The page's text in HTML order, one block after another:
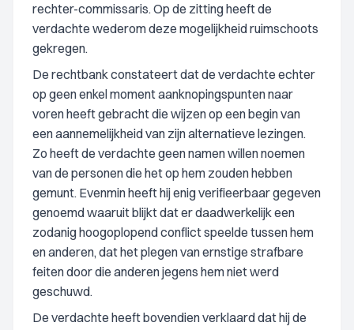
rechter-commissaris. Op de zitting heeft de
verdachte wederom deze mogelijkheid ruimschoots
gekregen.
De rechtbank constateert dat de verdachte echter
op geen enkel moment aanknopingspunten naar
voren heeft gebracht die wijzen op een begin van
een aannemelijkheid van zijn alternatieve lezingen.
Zo heeft de verdachte geen namen willen noemen
van de personen die het op hem zouden hebben
gemunt. Evenmin heeft hij enig verifieerbaar gegeven
genoemd waaruit blijkt dat er daadwerkelijk een
zodanig hoogoplopend conflict speelde tussen hem
en anderen, dat het plegen van ernstige strafbare
feiten door die anderen jegens hem niet werd
geschuwd.
De verdachte heeft bovendien verklaard dat hij de